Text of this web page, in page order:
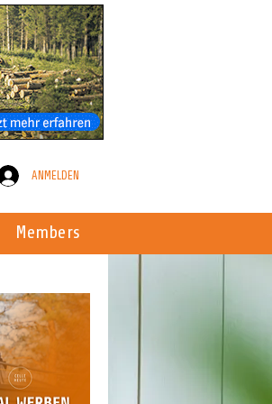
ANMELDEN
Members